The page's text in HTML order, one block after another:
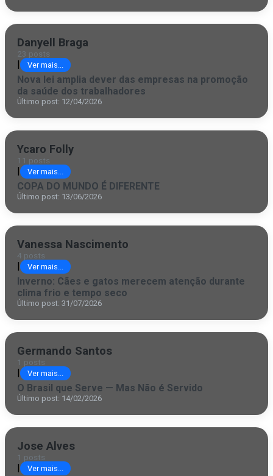
Danyell Braga
23 posts
| Ver mais...
Nova lei amplia dever das empresas na promoção
da saúde dos trabalhadores
Último post: 12/04/2026
Ycaro Folly
11 posts
| Ver mais...
COPA DO MUNDO É DIFERENTE
Último post: 13/06/2026
Vanessa Nascimento
4 posts
| Ver mais...
Inverno: Cães e gatos merecem atenção durante
clima frio e tempo seco
Último post: 31/07/2026
Germando Santos
1 posts
| Ver mais...
O Brasil que Serve — Mas Não é Servido
Último post: 14/02/2026
Jose Alves
1 posts
| Ver mais...